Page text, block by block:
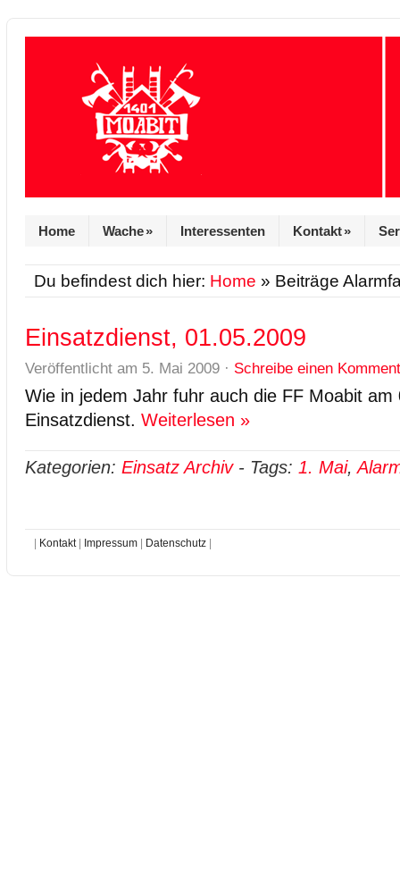
Home Wache» Interessenten Kontakt»
Du befindest dich hier: Home » Beiträge
Einsatzdienst, 01.05.2009
Veröffentlicht am 5. Mai 2009 · Schreibe einen
Wie in jedem Jahr fuhr auch die FF Moabit am
Einsatzdienst. Weiterlesen »
Kategorien: Einsatz Archiv- Tags: 1. Mai,
Kontakt| Impressum| Datenschutz|